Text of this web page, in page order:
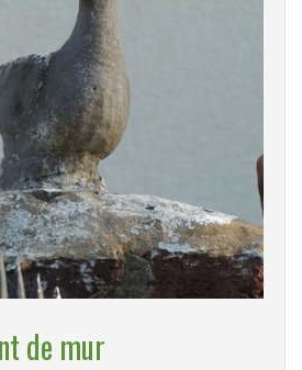
de mur